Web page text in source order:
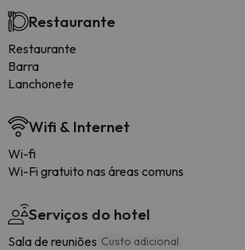
Restaurante
Restaurante
Barra
Lanchonete
Wifi & Internet
Wi-fi
Wi-Fi gratuito nas áreas comuns
Serviços do hotel
Sala de reuniões Custo adicional